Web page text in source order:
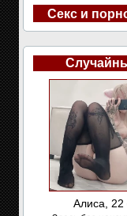
Секс и
Алиса, 22